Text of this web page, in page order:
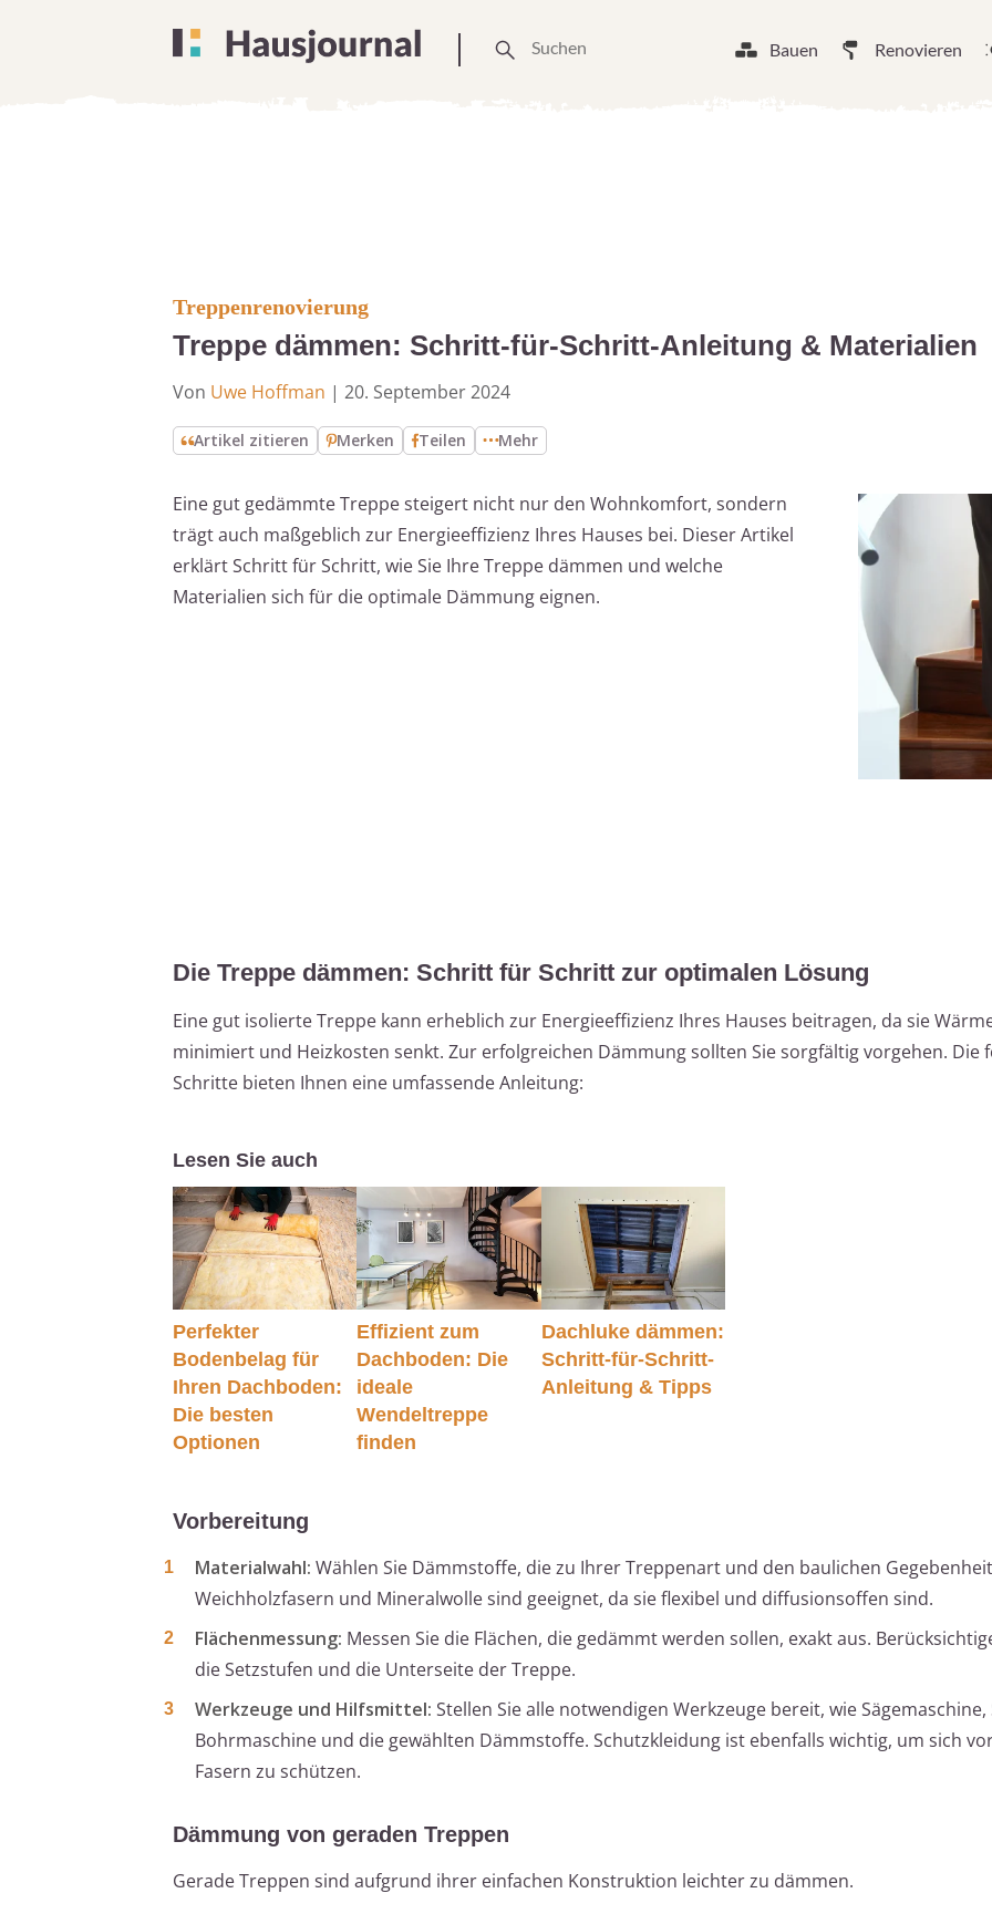
Bauen Renovieren
Treppenrenovierung
Treppe dämmen: Schritt-für-Schritt-Anleitung & Materialien
Von Uwe Hoffman | 20. September 2024
Artikel zitieren Merken Teilen Mehr
Eine gut gedämmte Treppe steigert nicht nur den Wohnkomfort, sondern
trägt auch maßgeblich zur Energieeffizienz Ihres Hauses bei. Dieser Artikel
erklärt Schritt für Schritt, wie Sie Ihre Treppe dämmen und welche
Materialien sich für die optimale Dämmung eignen.
Die Treppe dämmen: Schritt für Schritt zur optimalen Lösung
Eine gut isolierte Treppe kann erheblich zur Energieeffizienz Ihres Hauses beitragen, da sie
minimiert und Heizkosten senkt. Zur erfolgreichen Dämmung sollten Sie sorgfältig vorgehen. Die
Schritte bieten Ihnen eine umfassende Anleitung:
Lesen Sie auch
Perfekter
Bodenbelag für
Ihren Dachboden:
Die besten
Optionen
Effizient zum
Dachboden: Die
ideale
Wendeltreppe
finden
Dachluke dämmen:
Schritt-für-Schritt-
Anleitung & Tipps
Vorbereitung
Materialwahl: Wählen Sie Dämmstoffe, die zu Ihrer Treppenart und den baulichen
Weichholzfasern und Mineralwolle sind geeignet, da sie flexibel und diffusionsoffen sind.
Flächenmessung: Messen Sie die Flächen, die gedämmt werden sollen, exakt aus.
die Setzstufen und die Unterseite der Treppe.
Werkzeuge und Hilfsmittel: Stellen Sie alle notwendigen Werkzeuge bereit, wie
Bohrmaschine und die gewählten Dämmstoffe. Schutzkleidung ist ebenfalls wichtig, um sich
Fasern zu schützen.
Dämmung von geraden Treppen
Gerade Treppen sind aufgrund ihrer einfachen Konstruktion leichter zu dämmen.